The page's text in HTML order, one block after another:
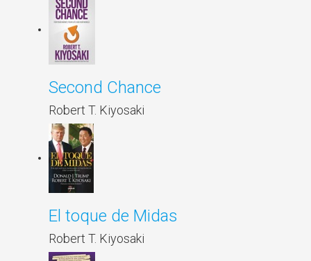
Second Chance
Robert T. Kiyosaki
El toque de Midas
Robert T. Kiyosaki